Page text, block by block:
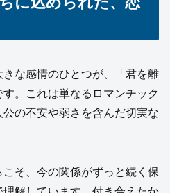
きな感情のひとつが、「君を離
。これは単なるロマンチック
の不安や弱さを含んだ切実な
そ、今の関係がずっと続く保